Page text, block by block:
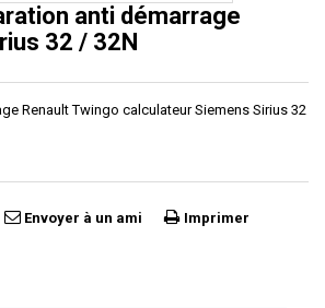
anti démarrage
32 / 32N
Renault Twingo calculateur Siemens Sirius 32
Envoyer à un ami Imprimer